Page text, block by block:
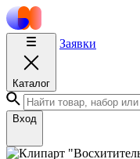
Каталог
Заявки
Вход